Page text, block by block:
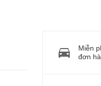
Miễn
đơn